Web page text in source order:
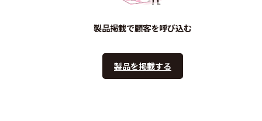
製品掲載で顧客を呼び込む
製品を掲載する